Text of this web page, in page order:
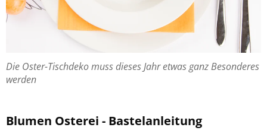
Die Oster-​Tischdeko muss die­ses Jahr etwas ganz Be­son­de­res
wer­den
Blu­men Os­ter­ei - Bas­tel­an­lei­tung